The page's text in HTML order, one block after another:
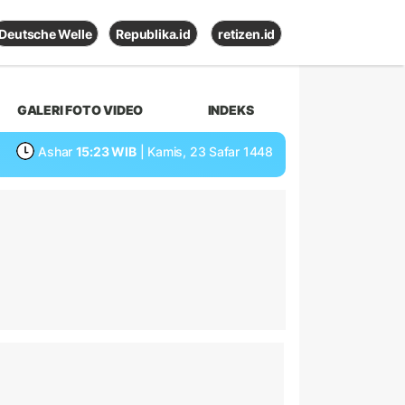
Deutsche Welle Republika.id retizen.id
GALERI FOTO VIDEO INDEKS
Ashar 15:23 WIB | Kamis, 23 Safar 1448